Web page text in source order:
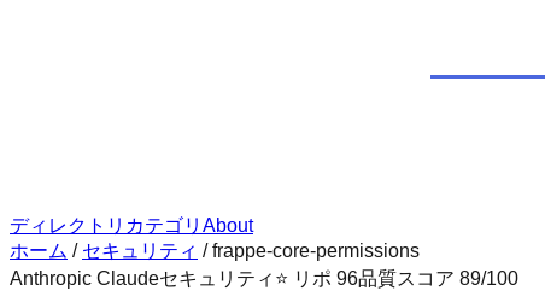
ディレクトリ カテゴリ About
ホーム / セキュリティ /frappe-core-permissions
Anthropic Claudeセキュリティ ⭐ リポ 96品質スコア 89/100